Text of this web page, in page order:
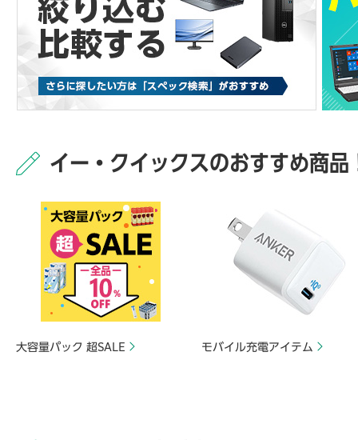
イー・クイックスのおすすめ商品
大容量パック 超SALE モバイル充電アイテム